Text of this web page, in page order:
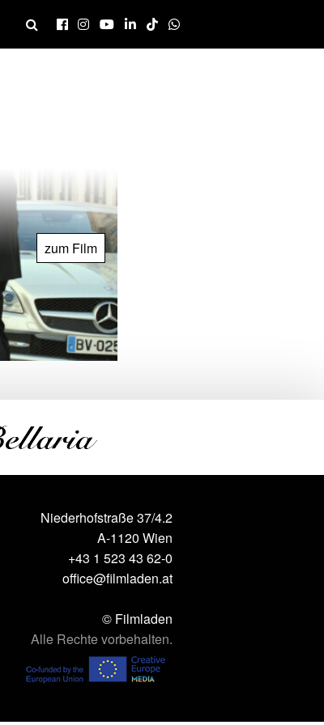
zum Film
Niederhofstraße 37/4.2
A-1120 Wien
+43 1 523 43 62-0
office@filmladen.at
© Filmladen
Alle Rechte vorbehalten.